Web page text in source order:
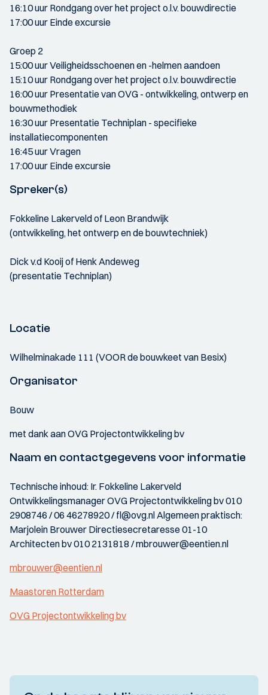
16:10 uur Rondgang over het project o.l.v. bouwdirectie
17:00 uur Einde excursie
Groep 2
15:00 uur Veiligheidsschoenen en -helmen aandoen
15:10 uur Rondgang over het project o.l.v. bouwdirectie
16:00 uur Presentatie van OVG - ontwikkeling, ontwerp en
bouwmethodiek
16:30 uur Presentatie Techniplan - specifieke
installatiecomponenten
16:45 uur Vragen
17:00 uur Einde excursie
Spreker(s)
Fokkeline Lakerveld of Leon Brandwijk
(ontwikkeling, het ontwerp en de bouwtechniek)
Dick v.d Kooij of Henk Andeweg
(presentatie Techniplan)
Locatie
Wilhelminakade 111 (VOOR de bouwkeet van Besix)
Organisator
Bouw
met dank aan OVG Projectontwikkeling bv
Naam en contactgegevens voor informatie
Technische inhoud: Ir. Fokkeline Lakerveld
Ontwikkelingsmanager OVG Projectontwikkeling bv 010
2908746 / 06 46278920 / fl@ovg.nl Algemeen praktisch:
Marjolein Brouwer Directiesecretaresse 01-10
Architecten bv 010 2131818 / mbrouwer@eentien.nl
mbrouwer@eentien.nl
Maastoren Rotterdam
OVG Projectontwikkeling bv